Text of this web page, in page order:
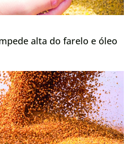
alta do farelo e óleo